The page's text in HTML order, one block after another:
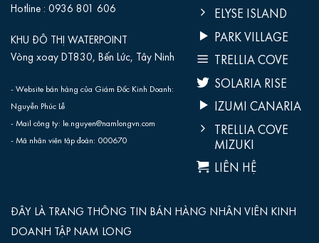
Hotline : 0936 801 606‬
KHU ĐÔ THỊ WATERPOINT
Vòng xoay DT830, Bến Lức, Tây Ninh
- Website bán hàng của Giám Đốc Kinh Doanh:
Nguyễn Phúc Lễ
- Mail công ty: le.nguyen@namlongvn.com
- Mã nhân viên tập đoàn: 000670
ELYSE ISLAND
PARK VILLAGE
TRELLIA COVE
SOLARIA RISE
IZUMI CANARIA
TRELLIA COVE
MIZUKI
LIÊN HỆ
ĐÂY LÀ TRANG THÔNG TIN BÁN HÀNG NHÂN VIÊN KINH
DOANH TẬP NAM LONG